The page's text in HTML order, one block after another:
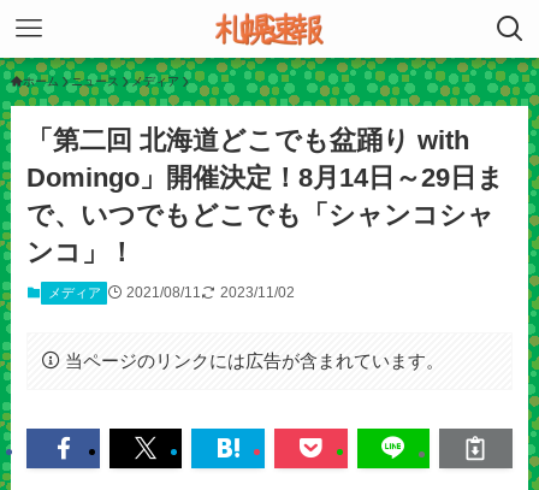
ホーム ニュース メディア
「第二回 北海道どこでも盆踊り with
Domingo」開催決定！8月14日～29日ま
で、いつでもどこでも「シャンコシャ
ンコ」！
メディア 2021/08/11 2023/11/02
当ページのリンクには広告が含まれています。